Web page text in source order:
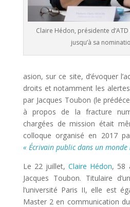
Claire Hédon, présidente
jusqu’à sa
asion, sur ce site, d’évoquer
droits et notamment les
par Jacques Toubon (le
à propos de la fracture
chargées de mission était
colloque organisé en 2017
« Écrivain public dans un monde
Le 22 juillet,Claire Hédon, 58
Jacques Toubon. Titulaire
l’université Paris II, elle est
Master 2 en communication